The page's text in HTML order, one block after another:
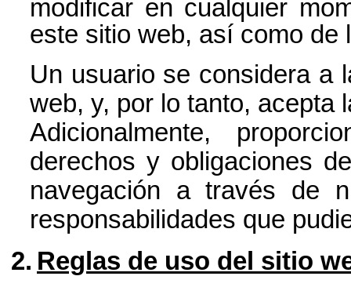
modificar en cualquier
este sitio web, así como de
Un usuario se considera a
web, y, por lo tanto, acepta
Adicionalmente,
derechos y obligaciones
navegación a través de
responsabilidades que
2. Reglas de uso del sitio